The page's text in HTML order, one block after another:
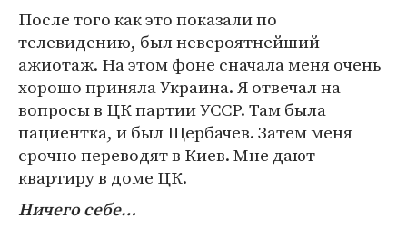
После того как это показали по
телевидению, был невероятнейший
ажиотаж. На этом фоне сначала меня очень
хорошо приняла Украина. Я отвечал на
вопросы в ЦК партии УССР. Там была
пациентка, и был Щербачев. Затем меня
срочно переводят в Киев. Мне дают
квартиру в доме ЦК.
Ничего себе…